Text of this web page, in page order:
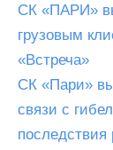
СК «ПАРИ»
грузовым
«Встреча»
СК «Пари»
связи с
последствия